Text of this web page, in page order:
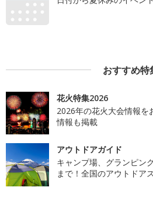
おすすめ特
花火特集2026
2026年の花火大会情報を
情報も掲載
アウトドアガイド
キャンプ場、グランピン
まで！全国のアウトドア